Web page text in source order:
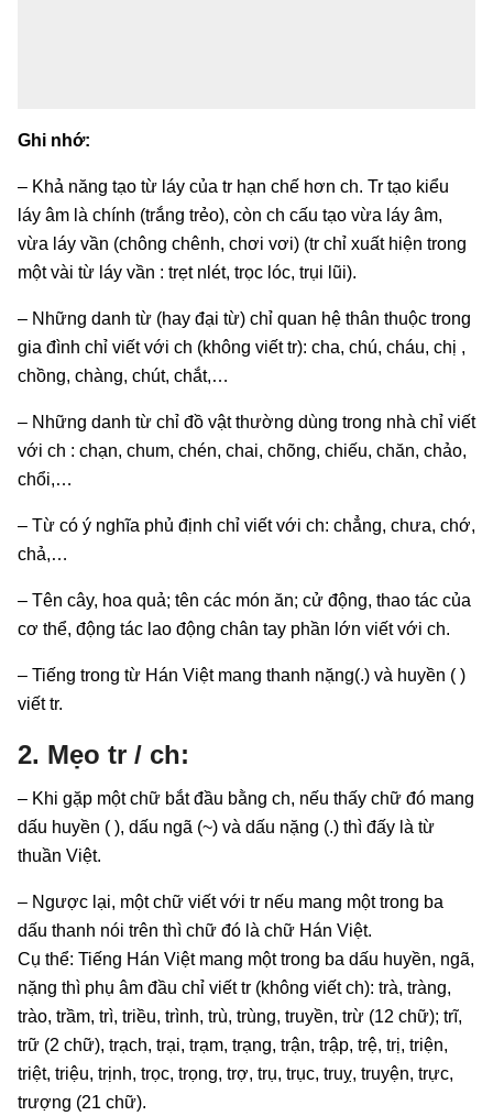
Ghi nhớ:
– Khả năng tạo từ láy của tr hạn chế hơn ch. Tr tạo kiểu
láy âm là chính (trắng trẻo), còn ch cấu tạo vừa láy âm,
vừa láy vần (chông chênh, chơi vơi) (tr chỉ xuất hiện trong
một vài từ láy vần : trẹt nlét, trọc lóc, trụi lũi).
– Những danh từ (hay đại từ) chỉ quan hệ thân thuộc trong
gia đình chỉ viết với ch (không viết tr): cha, chú, cháu, chị ,
chồng, chàng, chút, chắt,…
– Những danh từ chỉ đồ vật thường dùng trong nhà chỉ viết
với ch : chạn, chum, chén, chai, chõng, chiếu, chăn, chảo,
chổi,…
– Từ có ý nghĩa phủ định chỉ viết với ch: chẳng, chưa, chớ,
chả,…
– Tên cây, hoa quả; tên các món ăn; cử động, thao tác của
cơ thể, động tác lao động chân tay phần lớn viết với ch.
– Tiếng trong từ Hán Việt mang thanh nặng(.) và huyền ( )
viết tr.
2. Mẹo tr / ch:
– Khi gặp một chữ bắt đầu bằng ch, nếu thấy chữ đó mang
dấu huyền ( ), dấu ngã (~) và dấu nặng (.) thì đấy là từ
thuần Việt.
– Ngược lại, một chữ viết với tr nếu mang một trong ba
dấu thanh nói trên thì chữ đó là chữ Hán Việt.
Cụ thể: Tiếng Hán Việt mang một trong ba dấu huyền, ngã,
nặng thì phụ âm đầu chỉ viết tr (không viết ch): trà, tràng,
trào, trầm, trì, triều, trình, trù, trùng, truyền, trừ (12 chữ); trĩ,
trữ (2 chữ), trạch, trại, trạm, trạng, trận, trập, trệ, trị, triện,
triệt, triệu, trịnh, trọc, trọng, trợ, trụ, trục, truỵ, truyện, trực,
trượng (21 chữ).